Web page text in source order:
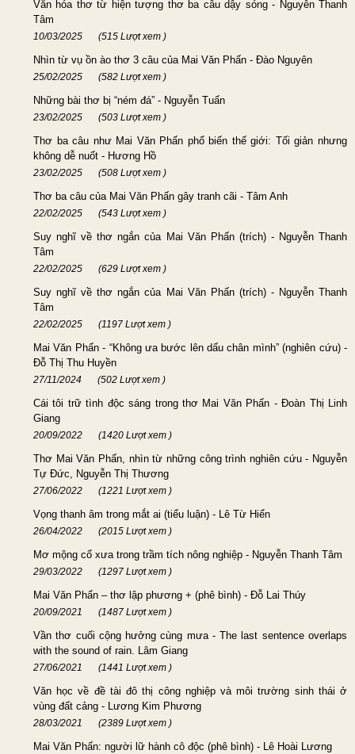
Văn hóa thơ từ hiện tượng thơ ba câu dậy sóng - Nguyễn Thanh
Tâm
10/03/2025 (515 Lượt xem )
Nhìn từ vụ ồn ào thơ 3 câu của Mai Văn Phấn - Đào Nguyên
25/02/2025 (582 Lượt xem )
Những bài thơ bị “ném đá” - Nguyễn Tuấn
23/02/2025 (503 Lượt xem )
Thơ ba câu như Mai Văn Phấn phổ biến thế giới: Tối giản nhưng
không dễ nuốt - Hương Hồ
23/02/2025 (508 Lượt xem )
Thơ ba câu của Mai Văn Phấn gây tranh cãi - Tâm Anh
22/02/2025 (543 Lượt xem )
Suy nghĩ về thơ ngắn của Mai Văn Phấn (trích) - Nguyễn Thanh
Tâm
22/02/2025 (629 Lượt xem )
Suy nghĩ về thơ ngắn của Mai Văn Phấn (trích) - Nguyễn Thanh
Tâm
22/02/2025 (1197 Lượt xem )
Mai Văn Phấn - “Không ưa bước lên dấu chân mình” (nghiên cứu) -
Đỗ Thị Thu Huyền
27/11/2024 (502 Lượt xem )
Cái tôi trữ tình độc sáng trong thơ Mai Văn Phấn - Đoàn Thị Linh
Giang
20/09/2022 (1420 Lượt xem )
Thơ Mai Văn Phấn, nhìn từ những công trình nghiên cứu - Nguyễn
Tự Đức, Nguyễn Thị Thương
27/06/2022 (1221 Lượt xem )
Vọng thanh âm trong mắt ai (tiểu luận) - Lê Từ Hiển
26/04/2022 (2015 Lượt xem )
Mơ mộng cổ xưa trong trầm tích nông nghiệp - Nguyễn Thanh Tâm
29/03/2022 (1297 Lượt xem )
Mai Văn Phấn – thơ lập phương + (phê bình) - Đỗ Lai Thúy
20/09/2021 (1487 Lượt xem )
Vần thơ cuối cộng hưởng cùng mưa - The last sentence overlaps
with the sound of rain. Lâm Giang
27/06/2021 (1441 Lượt xem )
Văn học về đề tài đô thị công nghiệp và môi trường sinh thái ở
vùng đất cảng - Lương Kim Phương
28/03/2021 (2389 Lượt xem )
Mai Văn Phấn: người lữ hành cô độc (phê bình) - Lê Hoài Lương